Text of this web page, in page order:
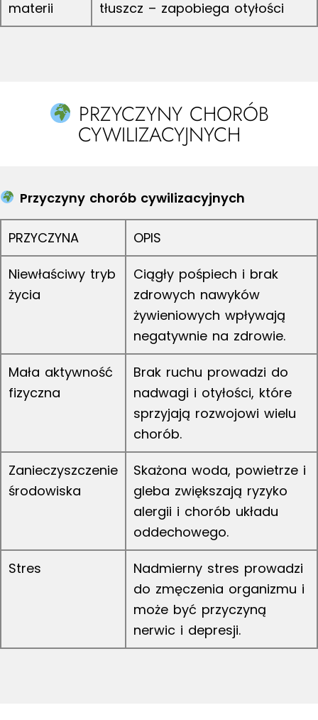
materii tłuszcz – zapobiega otyłości
PRZYCZYNY CHORÓB
CYWILIZACYJNYCH
Przyczyny chorób cywilizacyjnych
PRZYCZYNA OPIS
Niewłaściwy tryb
życia
Ciągły pośpiech i brak
zdrowych nawyków
żywieniowych wpływają
negatywnie na zdrowie.
Mała aktywność
fizyczna
Brak ruchu prowadzi do
nadwagi i otyłości, które
sprzyjają rozwojowi wielu
chorób.
Zanieczyszczenie
środowiska
Skażona woda, powietrze i
gleba zwiększają ryzyko
alergii i chorób układu
oddechowego.
Stres
Nadmierny stres prowadzi
do zmęczenia organizmu i
może być przyczyną
nerwic i depresji.